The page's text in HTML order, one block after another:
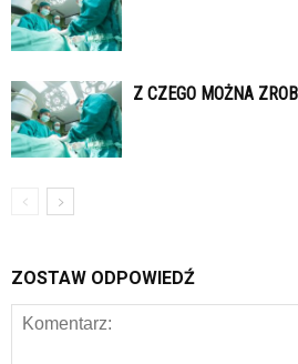
Z CZEGO MOŻNA
ZOSTAW ODPOWIEDŹ